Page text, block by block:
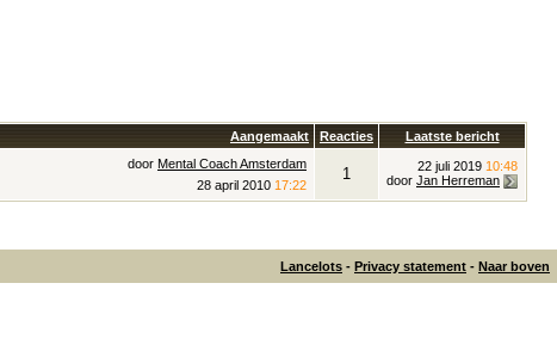
Aangemaakt Reacties
Laatste bericht
door Mental Coach Amsterdam
28 april 2010 17:22
1 22 juli 2019 10:48
door Jan Herreman
Lancelots - Privacy statement - Naar boven